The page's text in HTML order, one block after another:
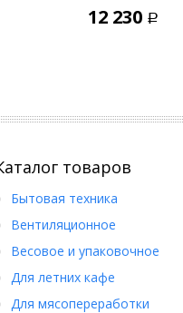
12 230 Р
товаров
Бытовая техника
Вентиляционное
Весовое и упаковочное
Для летних кафе
Для мясопереработки